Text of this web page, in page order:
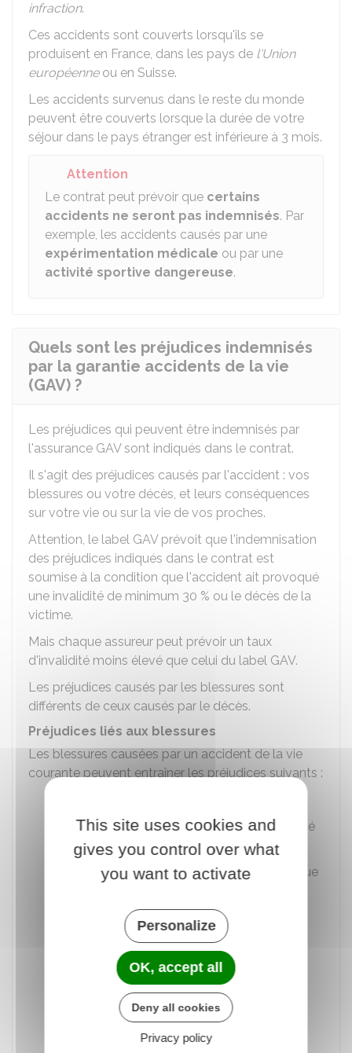
infraction.
Ces accidents sont couverts lorsqu'ils se
produisent en France, dans les pays de l'Union
européenneou en Suisse.
Les accidents survenus dans le reste du monde
peuvent être couverts lorsque la durée de votre
séjour dans le pays étranger est inférieure à 3 mois.
Attention
Le contrat peut prévoir que certains
accidents ne seront pas indemnisés. Par
exemple, les accidents causés par une
expérimentation médicale ou par une
activité sportive dangereuse.
Quels sont les préjudices indemnisés
par la garantie accidents de la vie
(GAV) ?
Les préjudices qui peuvent être indemnisés par
l'assurance GAV sont indiqués dans le contrat.
Il s'agit des préjudices causés par l'accident : vos
blessures ou votre décès, et leurs conséquences
sur votre vie ou sur la vie de vos proches.
Attention, le label GAV prévoit que l'indemnisation
des préjudices indiqués dans le contrat est
soumise à la condition que l'accident ait provoqué
une invalidité de minimum 30 % ou le décès de la
victime.
Mais chaque assureur peut prévoir un taux
d'invalidité moins élevé que celui du label GAV.
Les préjudices causés par les blessures sont
différents de ceux causés par le décès.
Préjudices liés aux blessures
Les blessures causées par un accident de la vie
courante peuvent entraîner les préjudices suivants :
Déficit fonctionnel permanent (incapacité
de se déplacer)
Atteinte permanente à l'Intégrité physique
physiques et intellectuelles)
Préjudice esthétique (déformation du
visage ou de l'apparence physique)
Préjudice d'agrément (impossibilité de
pratiquer certaines activités de loisir)
Préjudice d'affection (pour vos proches)
This site uses cookies and
gives you control over what
you want to activate
Personalize
OK, accept all
Deny all cookies
Privacy policy